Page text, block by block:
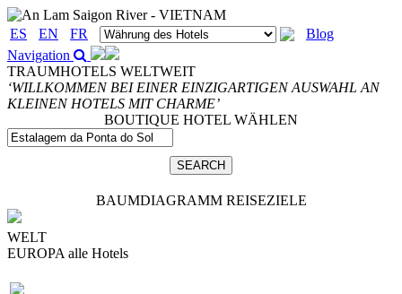
ES EN FR
Blog
Navigation
TRAUMHOTELS WELTWEIT
‘WILLKOMMEN BEI EINER EINZIGARTIGEN AUSWAHL AN
KLEINEN HOTELS MIT CHARME’
BOUTIQUE HOTEL WÄHLEN
BAUMDIAGRAMM REISEZIELE
WELT
EUROPA alle Hotels